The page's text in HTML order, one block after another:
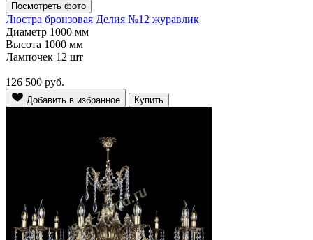
Посмотреть фото
Люстра бронзовая Делия №12 журавлик
Диаметр 1000 мм
Высота 1000 мм
Лампочек 12 шт
126 500 руб.
Добавить в избранное Купить